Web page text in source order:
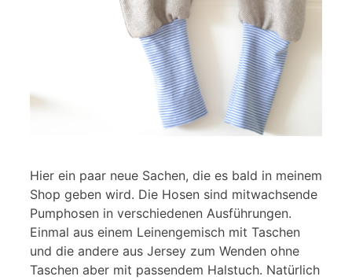
Hier ein paar neue Sachen, die es bald in meinem
Shop geben wird. Die Hosen sind mitwachsende
Pumphosen in verschiedenen Ausführungen.
Einmal aus einem Leinengemisch mit Taschen
und die andere aus Jersey zum Wenden ohne
Taschen aber mit passendem Halstuch. Natürlich